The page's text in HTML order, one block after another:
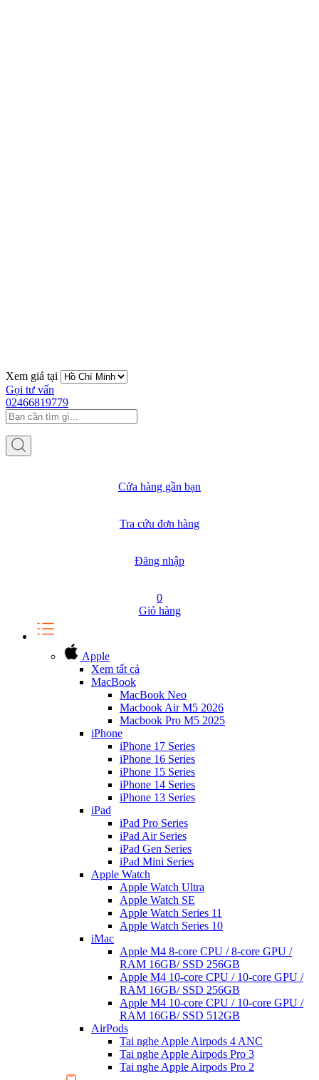
Xem giá tại
Gọi tư vấn
02466819779
Cửa hàng gần bạn
Tra cứu đơn hàng
Đăng nhập
0
Giỏ hàng
Apple
Xem tất cả
MacBook
MacBook Neo
Macbook Air M5 2026
Macbook Pro M5 2025
iPhone
iPhone 17 Series
iPhone 16 Series
iPhone 15 Series
iPhone 14 Series
iPhone 13 Series
iPad
iPad Pro Series
iPad Air Series
iPad Gen Series
iPad Mini Series
Apple Watch
Apple Watch Ultra
Apple Watch SE
Apple Watch Series 11
Apple Watch Series 10
iMac
Apple M4 8-core CPU / 8-core GPU /
RAM 16GB/ SSD 256GB
Apple M4 10-core CPU / 10-core GPU /
RAM 16GB/ SSD 256GB
Apple M4 10-core CPU / 10-core GPU /
RAM 16GB/ SSD 512GB
AirPods
Tai nghe Apple Airpods 4 ANC
Tai nghe Apple Airpods Pro 3
Tai nghe Apple Airpods Pro 2